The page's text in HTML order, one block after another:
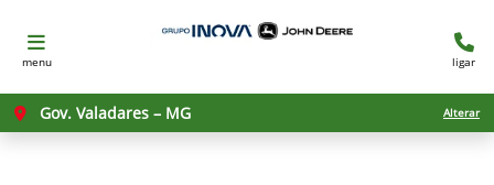
menu ligar
Gov. Valadares – MG Alterar